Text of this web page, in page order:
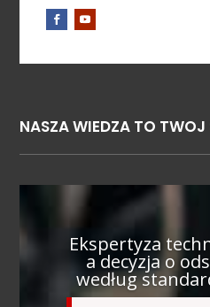
NASZA WIEDZA TO TWOJ
Ekspertyza
a decyzja o
według